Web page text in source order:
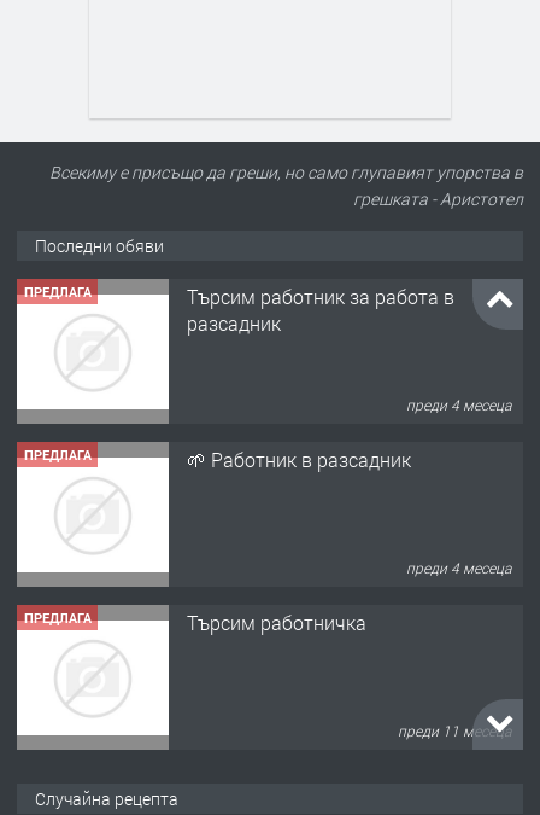
Всекиму е присъщо да греши, но само глупавият упорства в
грешката - Аристотел
Последни обяви
ПРЕДЛАГА
Търсим работник за работа в
разсадник
преди 4 месеца
ПРЕДЛАГА 🌱 Работник в разсадник
преди 4 месеца
ПРЕДЛАГА Търсим работничка
преди 11 месеца
Случайна рецепта